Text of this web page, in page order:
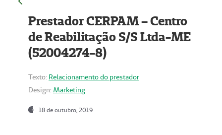
Prestador CERPAM – Centro
de Reabilitação S/S Ltda-ME
(52004274-8)
Texto: Relacionamento do prestador
Design: Marketing
18 de outubro, 2019